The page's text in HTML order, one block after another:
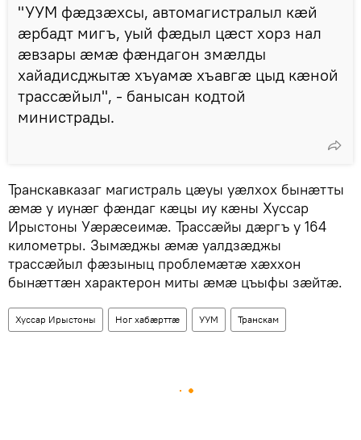
"УУМ фӕдзӕхсы, автомагистралыл кӕй
ӕрбадт мигъ, уый фӕдыл цӕст хорз нал
ӕвзары ӕмӕ фӕндагон змӕлды
хайадисджытӕ хъуамӕ хъавгӕ цыд кӕной
трассӕйыл", - банысан кодтой
министрады.
Транскавказаг магистраль цæуы уæлхох бынæтты
æмæ у иунæг фæндаг кæцы иу кæны Хуссар
Ирыстоны Уæрæсеимæ. Трассæйы дæргъ у 164
километры. Зымæджы æмæ уалдзæджы
трассæйыл фæзыныц проблемæтæ хæххон
бынæттæн характерон миты æмæ цъыфы зæйтæ.
Хуссар Ирыстоны Ног хабӕрттӕ УУМ Транскам